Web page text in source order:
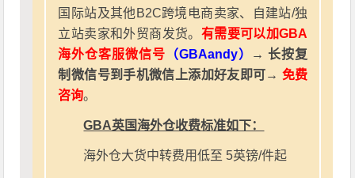
国际站及其他B2C跨境电商卖家、自建站/独
立站卖家和外贸商发货。 有需要可以加GBA
海外仓客服微信号 （GBAandy）
→ 长按复
制微信号到手机微信上添加好友即可→ 免费
咨询。
GBA英国海外仓收费标准如下：
海外仓大货中转费用低至 5英镑/件起